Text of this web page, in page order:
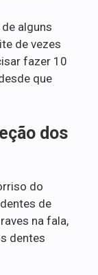
alguns
de vezes
fazer 10
que
dos
do
de
na fala,
dentes